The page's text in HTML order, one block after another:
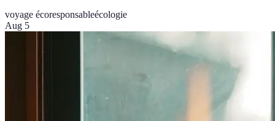
voyage écoresponsableécologie
Aug 5